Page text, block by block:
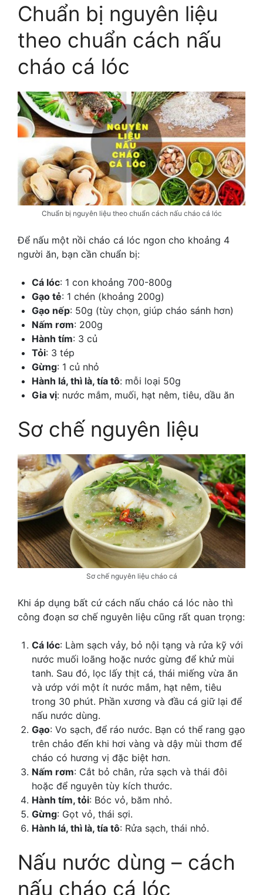
Chuẩn bị nguyên liệu
theo chuẩn cách nấu
cháo cá lóc
Chuẩn bị nguyên liệu theo chuẩn cách nấu cháo cá lóc
Để nấu một nồi cháo cá lóc ngon cho khoảng 4
người ăn, bạn cần chuẩn bị:
Cá lóc: 1 con khoảng 700-800g
Gạo tẻ: 1 chén (khoảng 200g)
Gạo nếp: 50g (tùy chọn, giúp cháo sánh hơn)
Nấm rơm: 200g
Hành tím: 3 củ
Tỏi: 3 tép
Gừng: 1 củ nhỏ
Hành lá, thì là, tía tô: mỗi loại 50g
Gia vị: nước mắm, muối, hạt nêm, tiêu, dầu ăn
Sơ chế nguyên liệu
Sơ chế nguyên liệu cháo cá
Khi áp dụng bất cứ cách nấu cháo cá lóc nào thì
công đoạn sơ chế nguyên liệu cũng rất quan trọng:
Cá lóc: Làm sạch vảy, bỏ nội tạng và rửa kỹ với
nước muối loãng hoặc nước gừng để khử mùi
tanh. Sau đó, lọc lấy thịt cá, thái miếng vừa ăn
và ướp với một ít nước mắm, hạt nêm, tiêu
trong 30 phút. Phần xương và đầu cá giữ lại để
nấu nước dùng.
Gạo: Vo sạch, để ráo nước. Bạn có thể rang gạo
trên chảo đến khi hơi vàng và dậy mùi thơm để
cháo có hương vị đặc biệt hơn.
Nấm rơm: Cắt bỏ chân, rửa sạch và thái đôi
hoặc để nguyên tùy kích thước.
Hành tím, tỏi: Bóc vỏ, băm nhỏ.
Gừng: Gọt vỏ, thái sợi.
Hành lá, thì là, tía tô: Rửa sạch, thái nhỏ.
Nấu nước dùng – cách
nấu cháo cá lóc